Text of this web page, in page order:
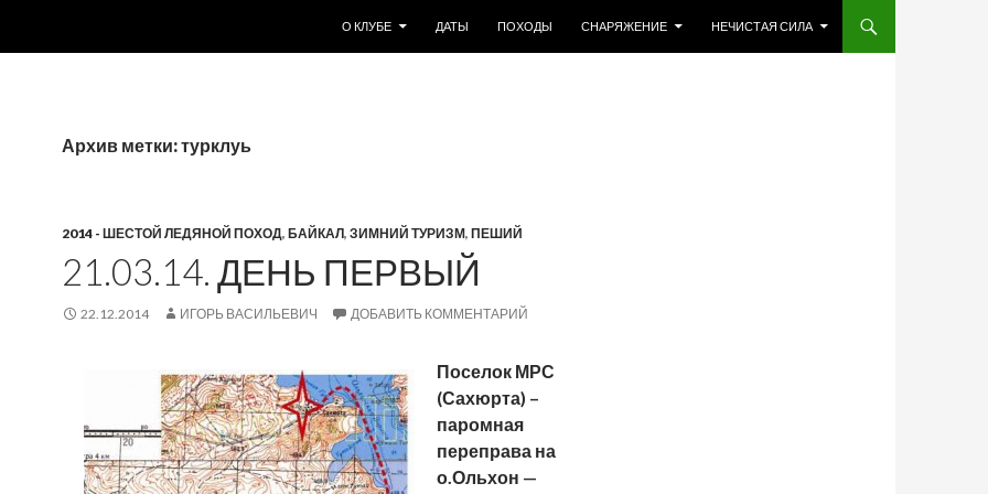
О КЛУБЕ
ДАТЫ ПОХОДЫ СНАРЯЖЕНИЕ НЕЧИСТАЯ СИЛА
Архив метки: турклуь
2014 - ШЕСТОЙ ЛЕДЯНОЙ ПОХОД, БАЙКАЛ, ЗИМНИЙ ТУРИЗМ, ПЕШИЙ
21.03.14. ДЕНЬ ПЕРВЫЙ
22.12.2014 ИГОРЬ ВАСИЛЬЕВИЧ ДОБАВИТЬ КОММЕНТАРИЙ
Поселок МРС
(Сахюрта) –
паромная
переправа на
о.Ольхон —